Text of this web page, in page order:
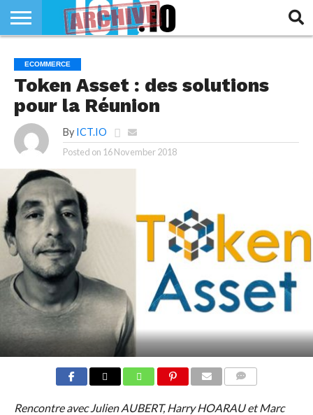
SECTEUR
TECH
LIFE
RUBRIQUES
ECOMMERCE
Token Asset : des solutions
pour la Réunion
By ICT.IO
Posted on 16 November 2018
Rencontre avec Julien AUBERT, Harry HOARAU et Marc